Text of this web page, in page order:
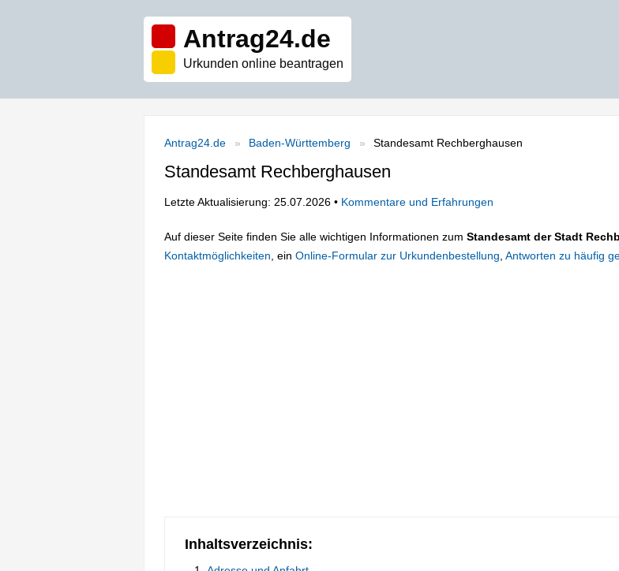
Antrag24.de
Urkunden online beantragen
Antrag24.de Baden-Württemberg Standesamt Rechberghausen
Standesamt Rechberghausen
Letzte Aktualisierung: 25.07.2026 • Kommentare und Erfahrungen
Auf dieser Seite finden Sie alle wichtigen Informationen zum Standesamt der Stadt
Kontaktmöglichkeiten , ein Online-Formular zur Urkundenbestellung Antworten zu häufig
Inhaltsverzeichnis: